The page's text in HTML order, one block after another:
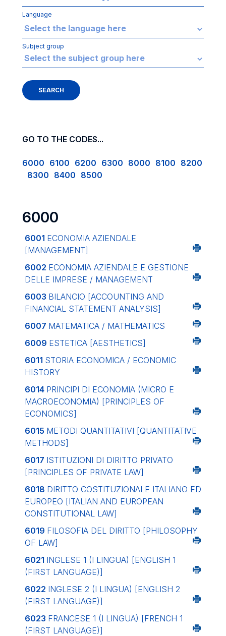
Language
Subject group
GO TO THE CODES...
6000 6100 6200 6300 8000 8100 8200
8300 8400 8500
6000
6001 ECONOMIA AZIENDALE
[MANAGEMENT]
6002 ECONOMIA AZIENDALE E GESTIONE
DELLE IMPRESE / MANAGEMENT
6003 BILANCIO [ACCOUNTING AND
FINANCIAL STATEMENT ANALYSIS]
6007 MATEMATICA / MATHEMATICS
6009 ESTETICA [AESTHETICS]
6011 STORIA ECONOMICA / ECONOMIC
HISTORY
6014 PRINCIPI DI ECONOMIA (MICRO E
MACROECONOMIA) [PRINCIPLES OF
ECONOMICS]
6015 METODI QUANTITATIVI [QUANTITATIVE
METHODS]
6017 ISTITUZIONI DI DIRITTO PRIVATO
[PRINCIPLES OF PRIVATE LAW]
6018 DIRITTO COSTITUZIONALE ITALIANO ED
EUROPEO [ITALIAN AND EUROPEAN
CONSTITUTIONAL LAW]
6019 FILOSOFIA DEL DIRITTO [PHILOSOPHY
OF LAW]
6021 INGLESE 1 (I LINGUA) [ENGLISH 1
(FIRST LANGUAGE)]
6022 INGLESE 2 (I LINGUA) [ENGLISH 2
(FIRST LANGUAGE)]
6023 FRANCESE 1 (I LINGUA) [FRENCH 1
(FIRST LANGUAGE)]